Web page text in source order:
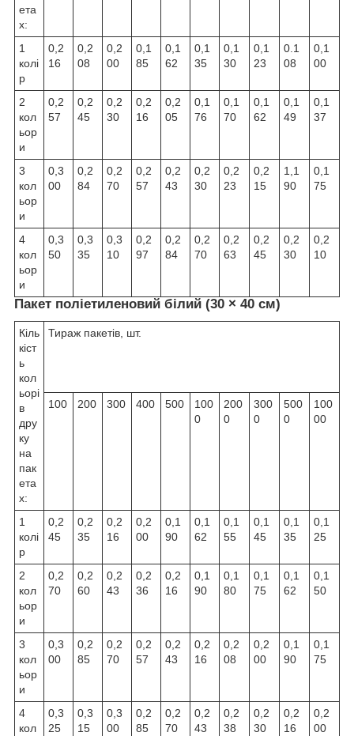
ета
х:
1
колі
р
0,2
16
0,2
08
0,2
00
0,1
85
0,1
62
0,1
35
0,1
30
0,1
23
0.1
08
0,1
00
2
кол
ьор
и
0,2
57
0,2
45
0,2
30
0,2
16
0,2
05
0,1
76
0,1
70
0,1
62
0,1
49
0,1
37
3
кол
ьор
и
0,3
00
0,2
84
0,2
70
0,2
57
0,2
43
0,2
30
0,2
23
0,2
15
1,1
90
0,1
75
4
кол
ьор
и
0,3
50
0,3
35
0,3
10
0,2
97
0,2
84
0,2
70
0,2
63
0,2
45
0,2
30
0,2
10
Пакет поліетиленовий білий (30 × 40 см)
Кіль
кіст
ь
кол
ьорі
в
дру
ку
на
пак
ета
х:
Тираж пакетів, шт.
100 200 300 400 500
100
0
200
0
300
0
500
0
100
00
1
колі
р
0,2
45
0,2
35
0,2
16
0,2
00
0,1
90
0,1
62
0,1
55
0,1
45
0,1
35
0,1
25
2
кол
ьор
и
0,2
70
0,2
60
0,2
43
0,2
36
0,2
16
0,1
90
0,1
80
0,1
75
0,1
62
0,1
50
3
кол
ьор
и
0,3
00
0,2
85
0,2
70
0,2
57
0,2
43
0,2
16
0,2
08
0,2
00
0,1
90
0,1
75
4
кол
0,3
25
0,3
15
0,3
00
0,2
85
0,2
70
0,2
43
0,2
38
0,2
30
0,2
16
0,2
00